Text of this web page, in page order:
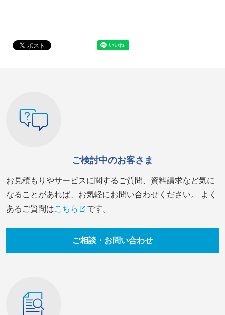
ご検討中のお客さま
お見積もりやサービスに関するご質問、資料請求など気に
なることがあれば、お気軽にお問い合わせください。 よく
あるご質問はこちら です。
ご相談・お問い合わせ